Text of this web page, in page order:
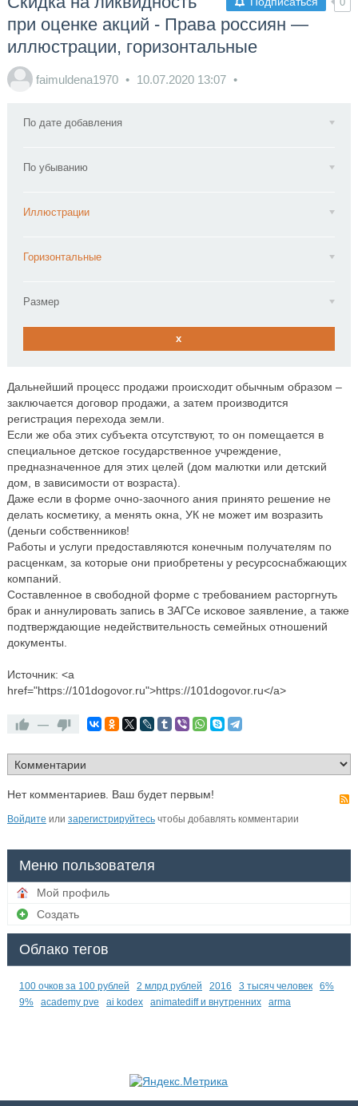
при оценке акций - Права россиян —
иллюстрации, горизонтальные
faimuldena1970 10.07.2020 13:07
По дате добавления
По убыванию
Иллюстрации
Горизонтальные
Размер
x
Дальнейший процесс продажи происходит обычным образом –
заключается договор продажи, а затем производится
регистрация перехода земли.
Если же оба этих субъекта отсутствуют, то он помещается в
специальное детское государственное учреждение,
предназначенное для этих целей (дом малютки или детский
дом, в зависимости от возраста).
Даже если в форме очно-заочного ания принято решение не
делать косметику, а менять окна, УК не может им возразить
(деньги собственников!
Работы и услуги предоставляются конечным получателям по
расценкам, за которые они приобретены у ресурсоснабжающих
компаний.
Составленное в свободной форме с требованием расторгнуть
брак и аннулировать запись в ЗАГСе исковое заявление, а также
подтверждающие недействительность семейных отношений
документы.
Источник: <a
href="https://101dogovor.ru">https://101dogovor.ru</a>
—
Нет комментариев. Ваш будет первым!
Войдите или зарегистрируйтесьчтобы добавлять комментарии
Меню пользователя
Мой профиль
Создать
Облако тегов
100 очков за 100 рублей 2 млрд рублей 2016 3 тысяч человек
6%
9%
academy pve ai kodex animatediff и внутренних arma